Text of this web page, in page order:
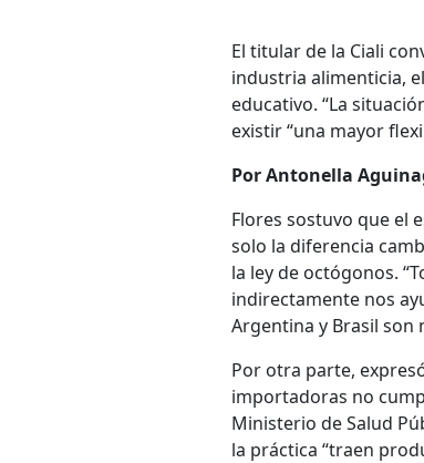
El titular de la Ciali
industria alimenticia,
educativo. “La
existir “una mayor
Por Antonella
Flores sostuvo que el
solo la diferencia
la ley de octógonos.
indirectamente nos
Argentina y Brasil son
Por otra parte,
importadoras no
Ministerio de Salud
la práctica “traen